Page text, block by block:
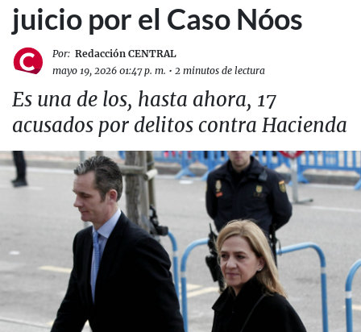
juicio por el Caso Nóos
Por: Redacción CENTRAL
mayo 19, 2026 01:47 p. m. • 2 minutos de lectura
Es una de los, hasta ahora, 17
acusados por delitos contra Hacienda